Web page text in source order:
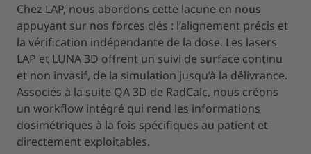
Chez LAP, nous abordons cette lacune en nous
appuyant sur nos forces clés : l’alignement précis et
la vérification indépendante de la dose. Les lasers
LAP et LUNA 3D offrent un suivi de surface continu
et non invasif, de la simulation jusqu’à la délivrance.
Associés à la suite QA 3D de RadCalc, nous créons
un workflow intégré qui rend les informations
dosimétriques à la fois spécifiques au patient et
directement exploitables.